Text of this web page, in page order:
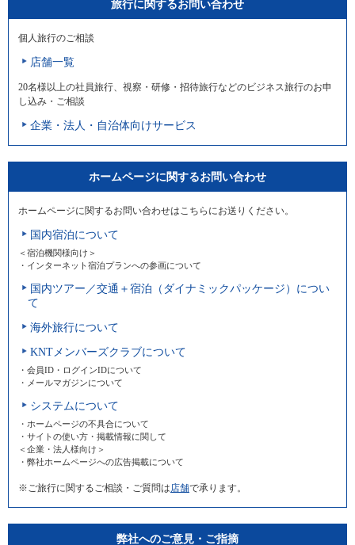
旅行に関するお問い合わせ
個人旅行のご相談
店舗一覧
20名様以上の社員旅行、視察・研修・招待旅行などのビジネス旅行のお申
し込み・ご相談
企業・法人・自治体向けサービス
ホームページに関するお問い合わせ
ホームページに関するお問い合わせはこちらにお送りください。
国内宿泊について
＜宿泊機関様向け＞
・インターネット宿泊プランへの参画について
国内ツアー／交通＋宿泊（ダイナミックパッケージ）につい
て
海外旅行について
KNTメンバーズクラブについて
・会員ID・ログインIDについて
・メールマガジンについて
システムについて
・ホームページの不具合について
・サイトの使い方・掲載情報に関して
＜企業・法人様向け＞
・弊社ホームページへの広告掲載について
※ご旅行に関するご相談・ご質問は 店舗で承ります。
弊社へのご意見・ご指摘